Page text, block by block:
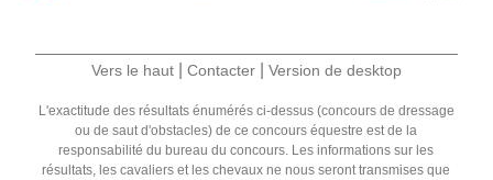
Vers le haut Contacter Version de desktop
L'exactitude des résultats énumérés ci-dessus (concours de dressage
ou de saut d'obstacles) de ce concours équestre est de la
responsabilité du bureau du concours. Les informations sur les
résultats, les cavaliers et les chevaux ne nous seront transmises que